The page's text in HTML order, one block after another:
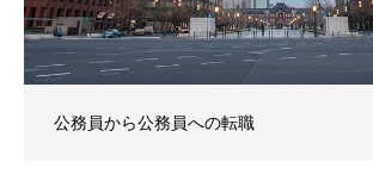
公務員から公務員への転職